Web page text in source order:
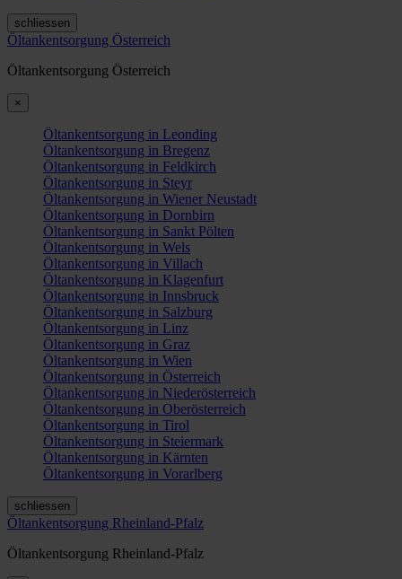
schliessen
Öltankentsorgung Österreich
Öltankentsorgung Österreich
×
Öltankentsorgung in Leonding
Öltankentsorgung in Bregenz
Öltankentsorgung in Feldkirch
Öltankentsorgung in Steyr
Öltankentsorgung in Wiener Neustadt
Öltankentsorgung in Dornbirn
Öltankentsorgung in Sankt Pölten
Öltankentsorgung in Wels
Öltankentsorgung in Villach
Öltankentsorgung in Klagenfurt
Öltankentsorgung in Innsbruck
Öltankentsorgung in Salzburg
Öltankentsorgung in Linz
Öltankentsorgung in Graz
Öltankentsorgung in Wien
Öltankentsorgung in Österreich
Öltankentsorgung in Niederösterreich
Öltankentsorgung in Oberösterreich
Öltankentsorgung in Tirol
Öltankentsorgung in Steiermark
Öltankentsorgung in Kärnten
Öltankentsorgung in Vorarlberg
schliessen
Öltankentsorgung Rheinland-Pfalz
Öltankentsorgung Rheinland-Pfalz